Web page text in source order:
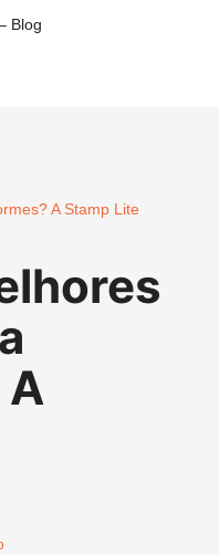
A Stamp Lite